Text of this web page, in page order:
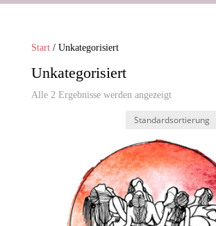
Start/ Unkategorisiert
Unkategorisiert
Alle 2 Ergebnisse werden angezeigt